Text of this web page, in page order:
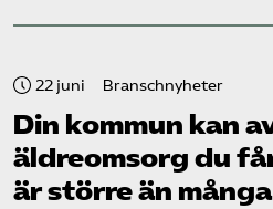
22 juni Branschnyheter
Din kommun kan
äldreomsorg du
är större än